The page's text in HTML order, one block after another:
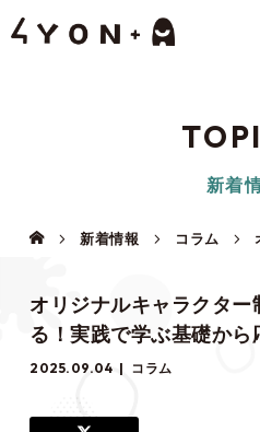
新着
新着情報 コラム
オリジナルキャラクタ
る！実践で学ぶ基礎から
2025.09.04 コラム